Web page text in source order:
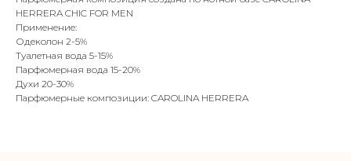
HERRERA CHIC FOR MEN
Применение:
Одеколон 2-5%
Туалетная вода 5-15%
Парфюмерная вода 15-20%
Духи 20-30%
Парфюмерные композиции: CAROLINA HERRERA